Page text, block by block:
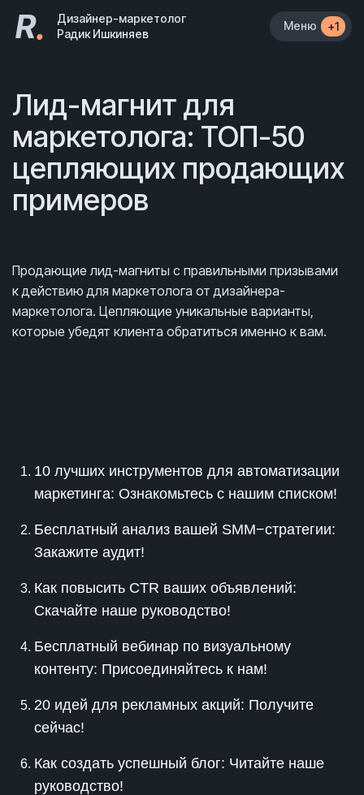
R.
Дизайнер-маркетолог
Радик Ишкиняев
Меню +1
Лид-магнит для
маркетолога: ТОП-50
цепляющих продающих
примеров
Продающие лид-магниты с правильными призывами
к действию для маркетолога от дизайнера-
маркетолога. Цепляющие уникальные варианты,
которые убедят клиента обратиться именно к вам.
10 лучших инструментов для автоматизации
маркетинга: Ознакомьтесь с нашим списком!
Бесплатный анализ вашей SMM−стратегии:
Закажите аудит!
Как повысить CTR ваших объявлений:
Скачайте наше руководство!
Бесплатный вебинар по визуальному
контенту: Присоединяйтесь к нам!
20 идей для рекламных акций: Получите
сейчас!
Как создать успешный блог: Читайте наше
руководство!